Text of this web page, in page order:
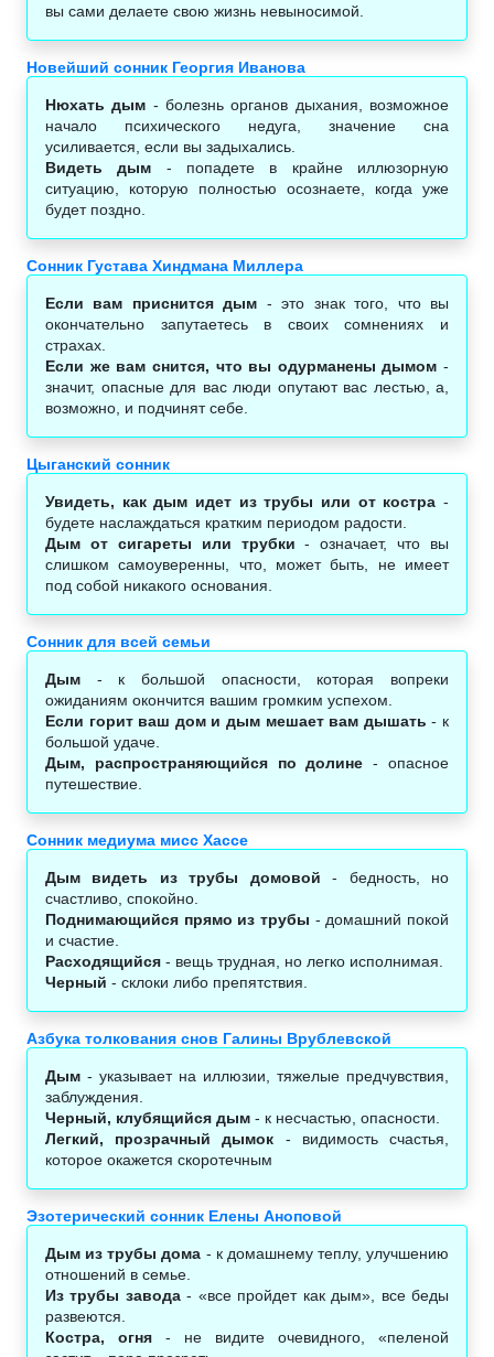
вы сами делаете свою жизнь невыносимой.
Новейший сонник Георгия Иванова
Нюхать дым - болезнь органов дыхания, возможное
начало психического недуга, значение сна
усиливается, если вы задыхались.
Видеть дым - попадете в крайне иллюзорную
ситуацию, которую полностью осознаете, когда уже
будет поздно.
Сонник Густава Хиндмана Миллера
Если вам приснится дым - это знак того, что вы
окончательно запутаетесь в своих сомнениях и
страхах.
Если же вам снится, что вы одурманены дымом -
значит, опасные для вас люди опутают вас лестью, а,
возможно, и подчинят себе.
Цыганский сонник
Увидеть, как дым идет из трубы или от костра -
будете наслаждаться кратким периодом радости.
Дым от сигареты или трубки - означает, что вы
слишком самоуверенны, что, может быть, не имеет
под собой никакого основания.
Сонник для всей семьи
Дым - к большой опасности, которая вопреки
ожиданиям окончится вашим громким успехом.
Если горит ваш дом и дым мешает вам дышать - к
большой удаче.
Дым, распространяющийся по долине - опасное
путешествие.
Сонник медиума мисс Хассе
Дым видеть из трубы домовой - бедность, но
счастливо, спокойно.
Поднимающийся прямо из трубы - домашний покой
и счастие.
Расходящийся - вещь трудная, но легко исполнимая.
Черный - склоки либо препятствия.
Азбука толкования снов Галины Врублевской
Дым - указывает на иллюзии, тяжелые предчувствия,
заблуждения.
Черный, клубящийся дым - к несчастью, опасности.
Легкий, прозрачный дымок - видимость счастья,
которое окажется скоротечным
Эзотерический сонник Елены Аноповой
Дым из трубы дома - к домашнему теплу, улучшению
отношений в семье.
Из трубы завода- «все пройдет как дым», все беды
развеются.
Костра, огня - не видите очевидного, «пеленой